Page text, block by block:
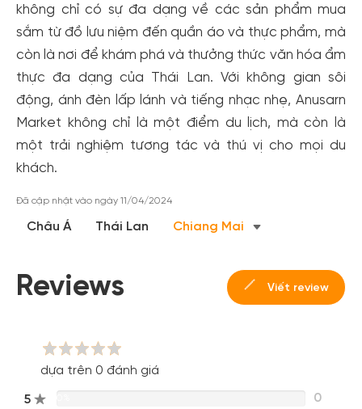
không chỉ có sự đa dạng về các sản phẩm mua
sắm từ đồ lưu niệm đến quần áo và thực phẩm, mà
còn là nơi để khám phá và thưởng thức văn hóa ẩm
thực đa dạng của Thái Lan. Với không gian sôi
động, ánh đèn lấp lánh và tiếng nhạc nhẹ, Anusarn
Market không chỉ là một điểm du lịch, mà còn là
một trải nghiệm tương tác và thú vị cho mọi du
khách.
Đã cập nhật vào ngày 11/04/2024
Châu Á Thái Lan Chiang Mai
Reviews Viết review
dựa trên 0 đánh giá
5 0